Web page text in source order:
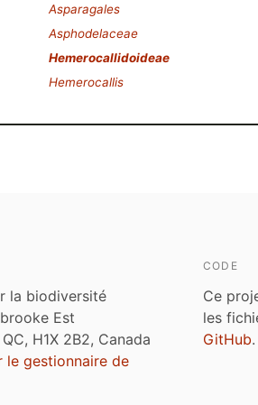
Asparagales
Asphodelaceae
Hemerocallidoideae
Hemerocallis
la biodiversité
Est
H1X 2B2, Canada
le gestionnaire de
CODE
Ce
les
GitHub.